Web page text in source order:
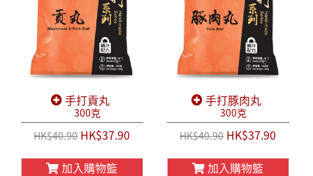
手打貢丸
300克
HK$40.90HK$37.90
加入購物籃
手打豚肉丸
300克
HK$40.90HK$37.90
加入購物籃